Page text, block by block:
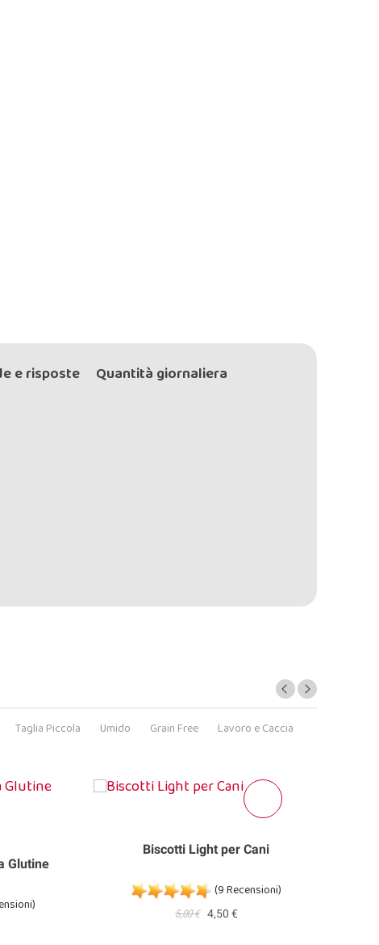
e risposte Quantità giornaliera
Taglia Piccola Umido Grain Free
Lavoro e Caccia
Glutine
Biscotti Light per Cani
(9 Recensioni)
5,00 € 4,50 €